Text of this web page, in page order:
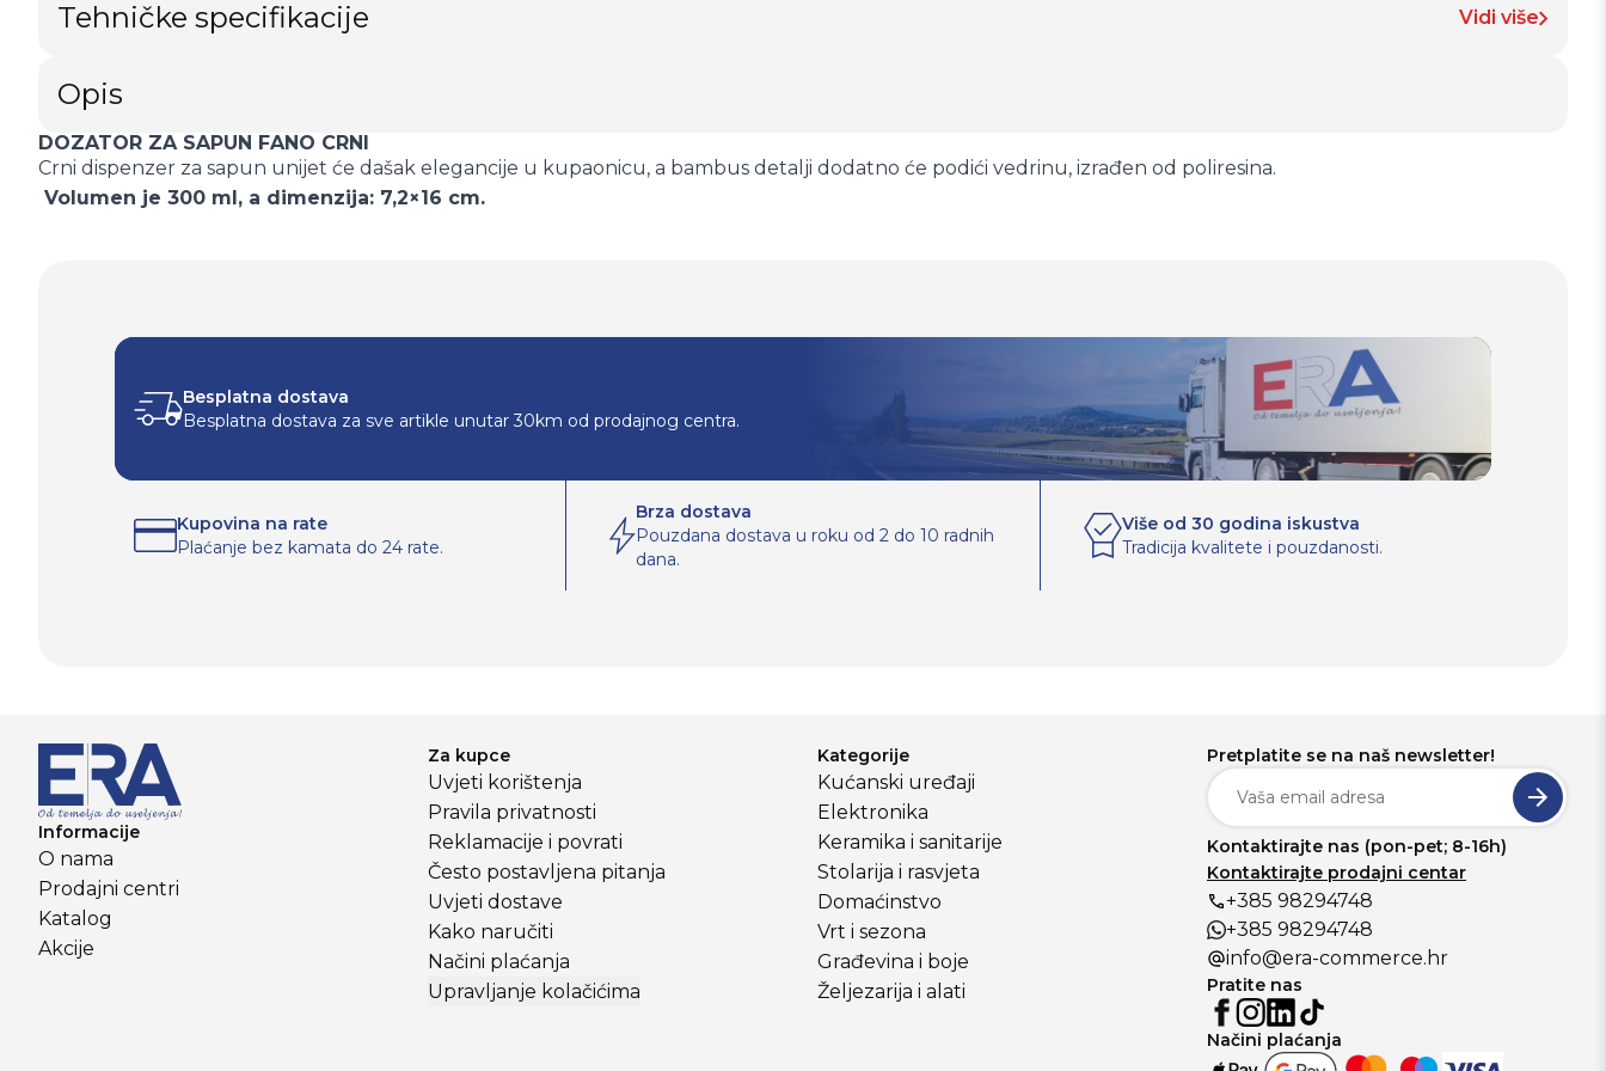
Tehničke specifikacije Vidi više
Opis
DOZATOR ZA SAPUN FANO CRNI
Crni dispenzer za sapun unijet će dašak elegancije u kupaonicu, a bambus detalji dodatno će podići vedrinu, izrađen od poliresina.
Volumen je 300 ml, a dimenzija: 7,2×16 cm.
Besplatna dostava
Besplatna dostava za sve artikle unutar 30km od prodajnog centra.
Kupovina na rate
Plaćanje bez kamata do 24 rate.
Brza dostava
Pouzdana dostava u roku od 2 do 10 radnih
dana.
Više od 30 godina iskustva
Tradicija kvalitete i pouzdanosti.
Informacije
O nama
Prodajni centri
Katalog
Akcije
Za kupce
Uvjeti korištenja
Pravila privatnosti
Reklamacije i povrati
Često postavljena pitanja
Uvjeti dostave
Kako naručiti
Načini plaćanja
Upravljanje kolačićima
Kategorije
Kućanski uređaji
Elektronika
Keramika i sanitarije
Stolarija i rasvjeta
Domaćinstvo
Vrt i sezona
Građevina i boje
Željezarija i alati
Pretplatite se na naš newsletter!
Kontaktirajte nas (pon-pet; 8-16h)
Kontaktirajte prodajni centar
+385 98294748
+385 98294748
info@era-commerce.hr
Pratite nas
Načini plaćanja